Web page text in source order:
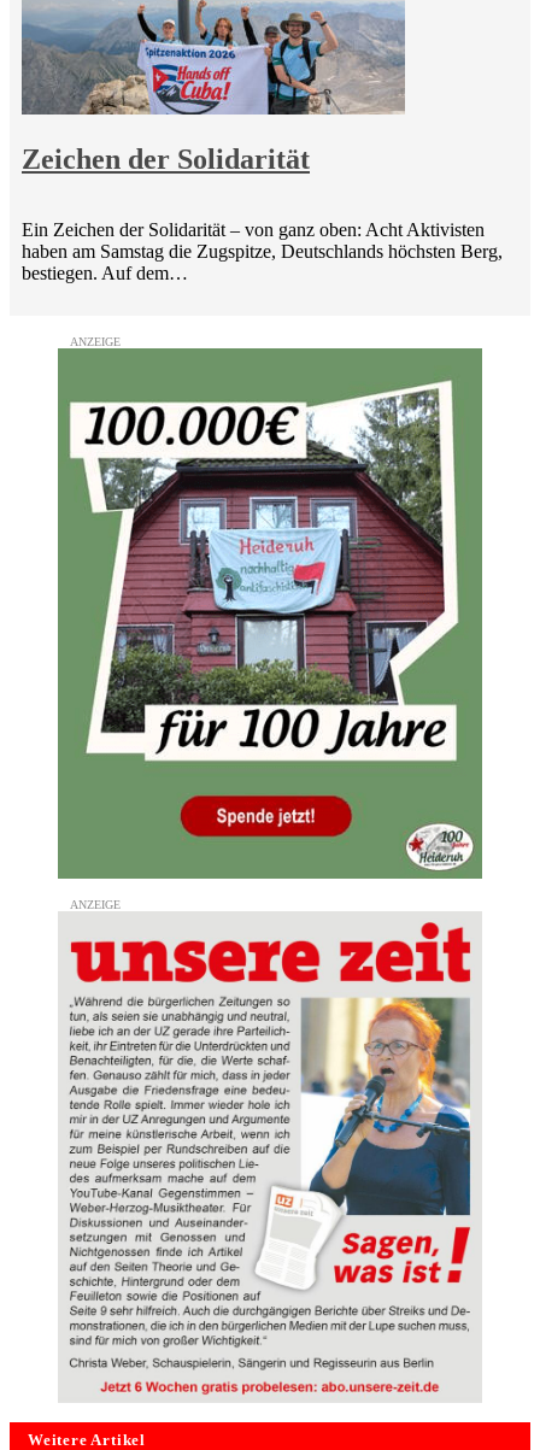
Zeichen der Solidarität
Ein Zeichen der Solidarität – von ganz oben: Acht Aktivisten
haben am Samstag die Zugspitze, Deutschlands höchsten Berg,
bestiegen. Auf dem…
Weitere Artikel